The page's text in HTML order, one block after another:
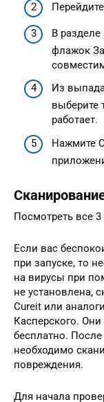
В
флажок
Из
выберите
работает.
Нажмите
Посмотреть все
Если вас
при запуске, то
на вирусы при
не установлена,
Cureit или
Касперского.
бесплатно.
необходимо
повреждения.
Для начала